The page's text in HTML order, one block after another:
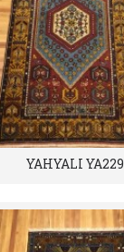
YAHYALI YA229